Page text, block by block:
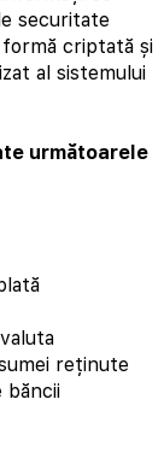
securitate
criptată și
al sistemului
următoarele
reținute
băncii